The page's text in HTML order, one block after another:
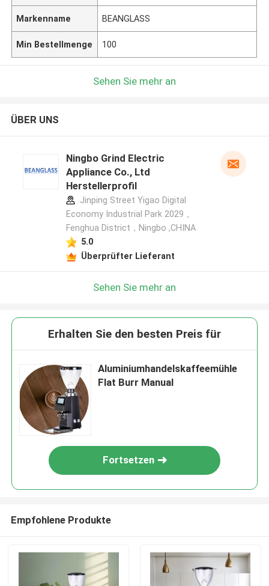
Markenname BEANGLASS
Min Bestellmenge 100
Sehen Sie mehr an
ÜBER UNS
Ningbo Grind Electric
Appliance Co., Ltd
Herstellerprofil
Jinping Street Yigao Digital
Economy Industrial Park 2029，
Fenghua District，Ningbo ,CHINA
5.0
Überprüfter Lieferant
Sehen Sie mehr an
Erhalten Sie den besten Preis für
Aluminiumhandelskaffeemühle
Flat Burr Manual
Fortsetzen
Empfohlene Produkte